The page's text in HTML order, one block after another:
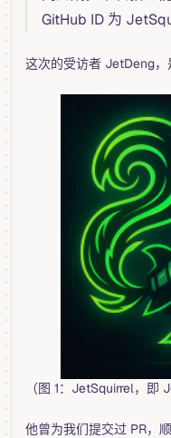
GitHub ID 为
这次的受访者 JetDeng，
（图 1：JetSquirrel，即
他曾为我们提交过 PR，